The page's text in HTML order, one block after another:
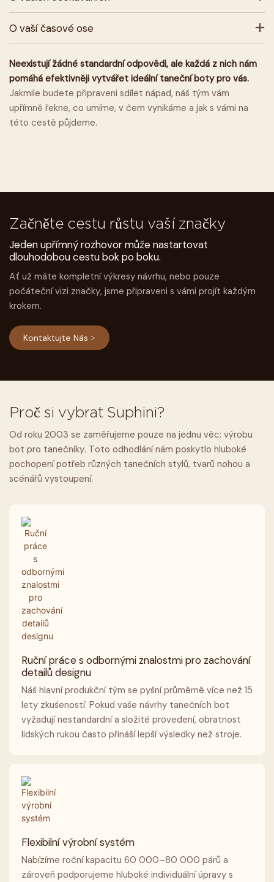
O vaší časové ose
Neexistují žádné standardní odpovědi, ale každá z nich nám
pomáhá efektivněji vytvářet ideální taneční boty pro vás.
Jakmile budete připraveni sdílet nápad, náš tým vám
upřímně řekne, co umíme, v čem vynikáme a jak s vámi na
této cestě půjdeme.
Začněte cestu růstu vaší značky
Jeden upřímný rozhovor může nastartovat
dlouhodobou cestu bok po boku.
Ať už máte kompletní výkresy návrhu, nebo pouze
počáteční vizi značky, jsme připraveni s vámi projít každým
krokem.
Kontaktujte Nás >
Proč si vybrat Suphini?
Od roku 2003 se zaměřujeme pouze na jednu věc: výrobu
bot pro tanečníky. Toto odhodlání nám poskytlo hluboké
pochopení potřeb různých tanečních stylů, tvarů nohou a
scénářů vystoupení.
Ruční práce s odbornými znalostmi pro zachování
detailů designu
Náš hlavní produkční tým se pyšní průměrně více než 15
lety zkušeností. Pokud vaše návrhy tanečních bot
vyžadují nestandardní a složité provedení, obratnost
lidských rukou často přináší lepší výsledky než stroje.
Flexibilní výrobní systém
Nabízíme roční kapacitu 60 000–80 000 párů a
zároveň podporujeme hluboké individuální úpravy s